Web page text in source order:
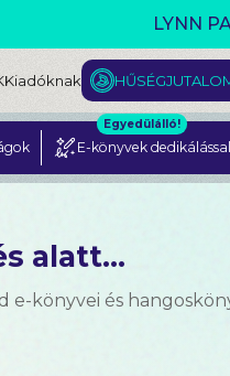
L. J. SHEN:
Kiadóknak
E-könyvek dedikálással
Egyedülálló!
alatt...
e-könyvei és